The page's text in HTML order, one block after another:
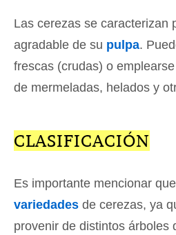
Las cerezas se caracterizan
agradable de su pulpa.
frescas (crudas) o
de mermeladas, helados y
CLASIFICACIÓN
Es importante mencionar
variedades de cerezas, ya
provenir de distintos árboles